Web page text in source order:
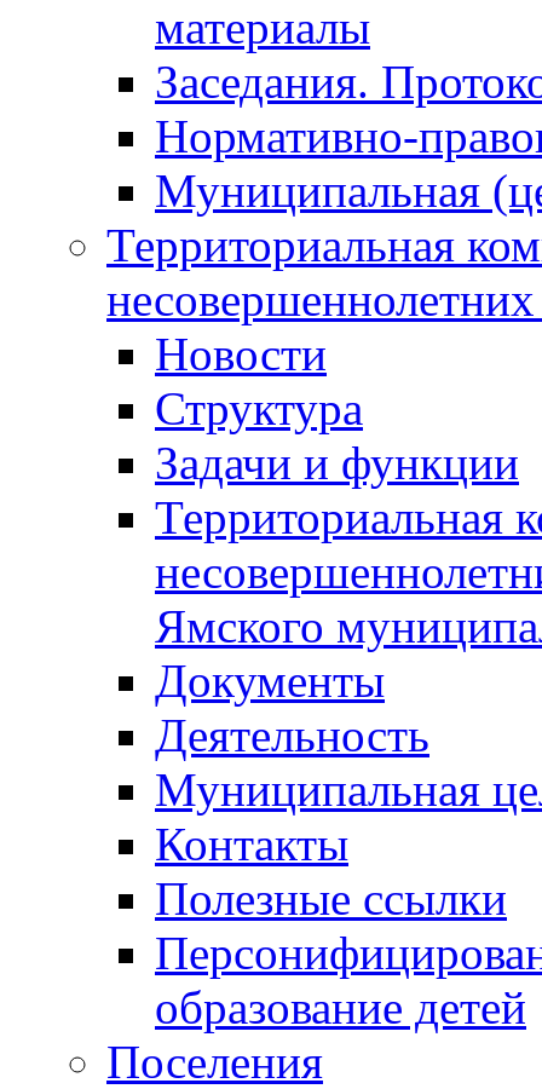
материалы
Заседания.
Нормативно-
Муниципальная
Территориальная
Новости
Структура
Задачи и функции
Территориальная
Ямского
Документы
Деятельность
Муниципальная
Контакты
Полезные ссылки
образование детей
Поселения